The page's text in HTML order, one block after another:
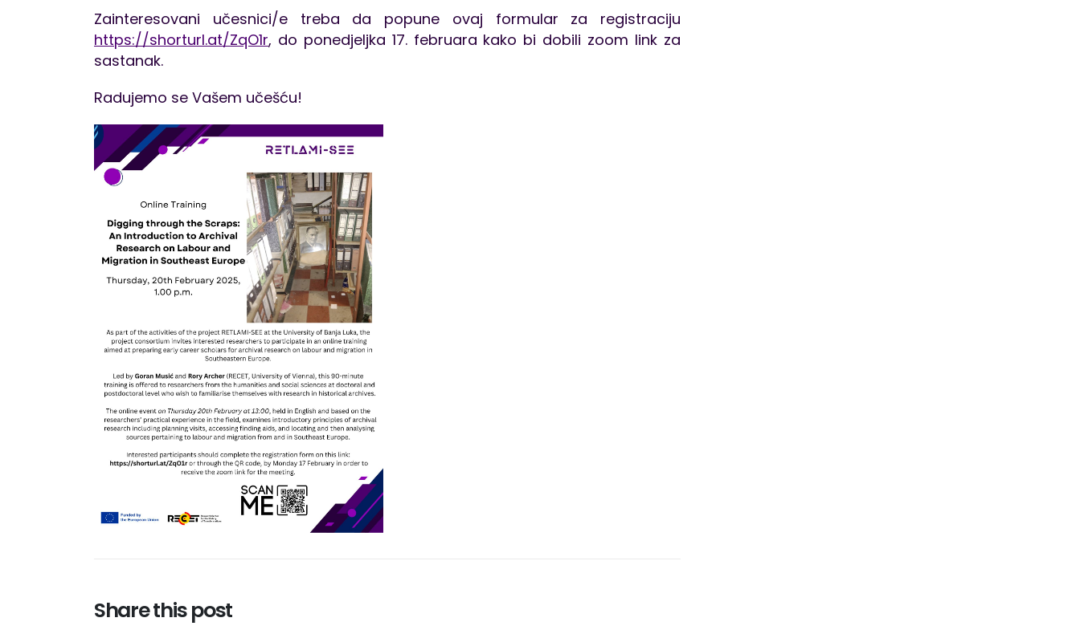
Zainteresovani učesnici/e treba da popune ovaj formular za registraciju
https://shorturl.at/ZqO1r, do ponedjeljka 17. februara kako bi dobili zoom link za
sastanak.
Radujemo se Vašem učešću!
Share this post